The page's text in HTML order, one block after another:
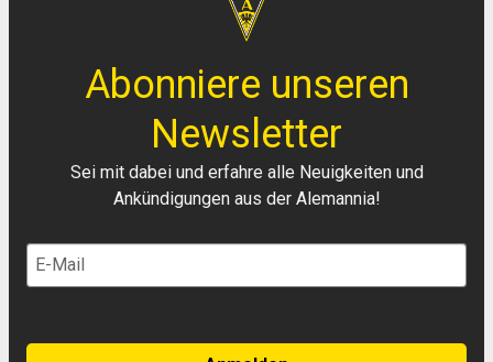
Abonniere unseren
Newsletter
Sei mit dabei und erfahre alle Neuigkeiten und
Ankündigungen aus der Alemannia!